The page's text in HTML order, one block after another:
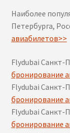
Наиболее
Петербурга,
авиабилетов>>
Flydubai Санкт-
бронирование
Flydubai Санкт-
бронирование
Flydubai Санкт-
бронирование